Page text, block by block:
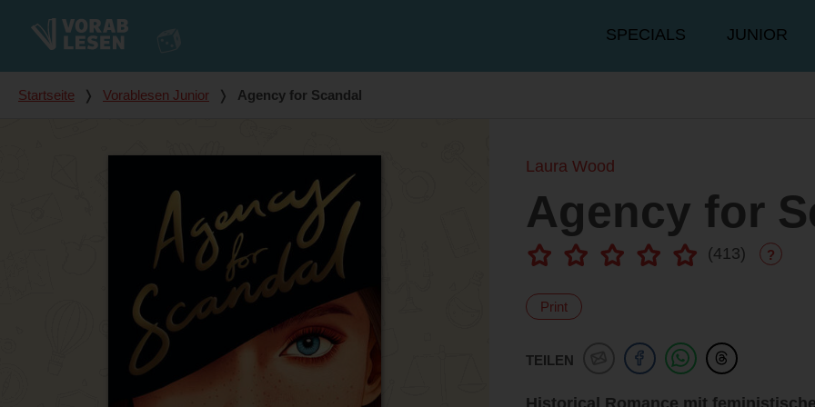
Hauptmenü
SPECIALS JUNIOR
Du bist hier
Startseite ❭ Vorablesen Junior ❭ Agency for Scandal
Laura Wood
Agency for
(413) ?
Print
TEILEN